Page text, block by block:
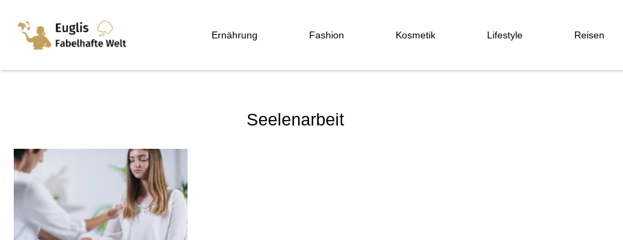
Ernährung Fashion Kosmetik Lifestyle Reisen
Seelenarbeit